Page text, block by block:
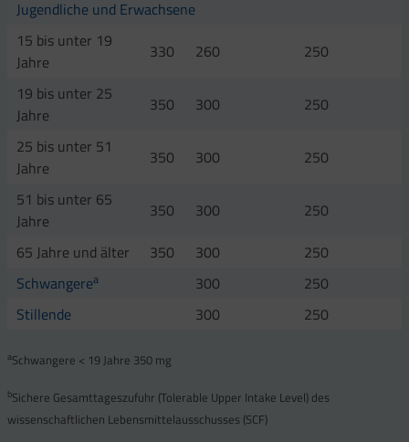
Jugendliche und Erwachsene
15 bis unter 19
Jahre
330 260
250
19 bis unter 25
Jahre
350 300
250
25 bis unter 51
Jahre
350 300
250
51 bis unter 65
Jahre
350 300
250
65 Jahre und älter
350 300
250
Schwangerea 300
250
Stillende
300 250
aSchwangere < 19 Jahre 350 mg
bSichere Gesamttageszufuhr (Tolerable Upper Intake Level) des
wissenschaftlichen Lebensmittelausschusses (SCF)